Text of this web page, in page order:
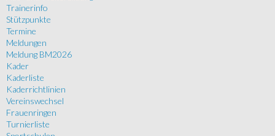
Trainerinfo
Stützpunkte
Termine
Meldungen
Meldung BM2026
Kader
Kaderliste
Kaderrichtlinien
Vereinswechsel
Frauenringen
Turnierliste